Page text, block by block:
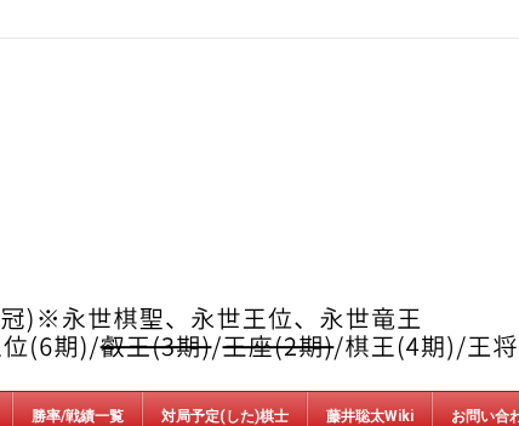
勝率/戦績一覧 対局予定(した)棋士 藤井聡太Wiki お問い合